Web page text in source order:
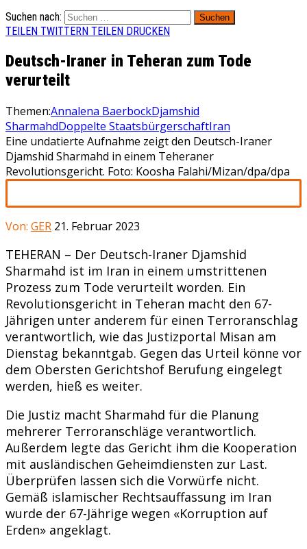
Suchen nach:
TEILEN TWITTERN TEILEN DRUCKEN
Deutsch-Iraner in Teheran zum Tode
verurteilt
Themen:Annalena BaerbockDjamshid
SharmahdDoppelte StaatsbürgerschaftIran
Eine undatierte Aufnahme zeigt den Deutsch-Iraner
Djamshid Sharmahd in einem Teheraner
Revolutionsgericht. Foto: Koosha Falahi/Mizan/dpa/dpa
Von: GER 21. Februar 2023
TEHERAN – Der Deutsch-Iraner Djamshid
Sharmahd ist im Iran in einem umstrittenen
Prozess zum Tode verurteilt worden. Ein
Revolutionsgericht in Teheran macht den 67-
Jährigen unter anderem für einen Terroranschlag
verantwortlich, wie das Justizportal Misan am
Dienstag bekanntgab. Gegen das Urteil könne vor
dem Obersten Gerichtshof Berufung eingelegt
werden, hieß es weiter.
Die Justiz macht Sharmahd für die Planung
mehrerer Terroranschläge verantwortlich.
Außerdem legte das Gericht ihm die Kooperation
mit ausländischen Geheimdiensten zur Last.
Überprüfen lassen sich die Vorwürfe nicht.
Gemäß islamischer Rechtsauffassung im Iran
wurde der 67-Jährige wegen «Korruption auf
Erden» angeklagt.